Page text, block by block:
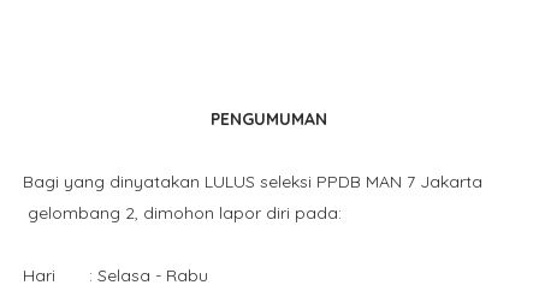
PENGUMUMAN
Bagi yang dinyatakan LULUS seleksi PPDB MAN 7 Jakarta
gelombang 2, dimohon lapor diri pada:
Hari : Selasa - Rabu